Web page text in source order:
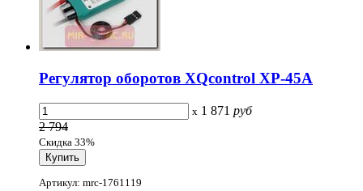
Регулятор оборотов XQcontrol XP-45A
x 1 871 руб
2 794
Скидка 33%
Артикул: mrc-1761119